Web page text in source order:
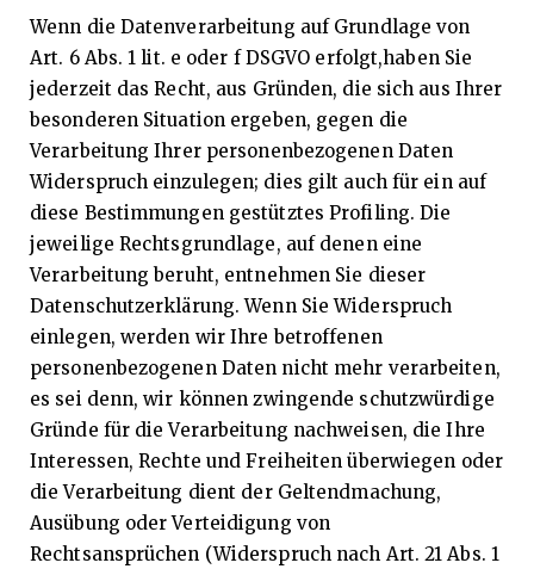
Wenn die Datenverarbeitung auf Grundlage von
Art. 6 Abs. 1 lit. e oder f DSGVO erfolgt,haben Sie
jederzeit das Recht, aus Gründen, die sich aus Ihrer
besonderen Situation ergeben, gegen die
Verarbeitung Ihrer personenbezogenen Daten
Widerspruch einzulegen; dies gilt auch für ein auf
diese Bestimmungen gestütztes Profiling. Die
jeweilige Rechtsgrundlage, auf denen eine
Verarbeitung beruht, entnehmen Sie dieser
Datenschutzerklärung. Wenn Sie Widerspruch
einlegen, werden wir Ihre betroffenen
personenbezogenen Daten nicht mehr verarbeiten,
es sei denn, wir können zwingende schutzwürdige
Gründe für die Verarbeitung nachweisen, die Ihre
Interessen, Rechte und Freiheiten überwiegen oder
die Verarbeitung dient der Geltendmachung,
Ausübung oder Verteidigung von
Rechtsansprüchen (Widerspruch nach Art. 21 Abs. 1